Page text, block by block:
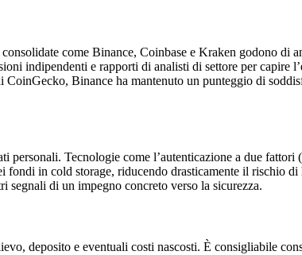
come Binance, Coinbase e Kraken godono di
indipendenti e rapporti di analisti di settore per capire
Binance ha mantenuto un punteggio di
Tecnologie come l’autenticazione a due
in cold storage, riducendo drasticamente il rischio
segnali di un impegno concreto verso la sicurezza.
deposito e eventuali costi nascosti. È consigliabile